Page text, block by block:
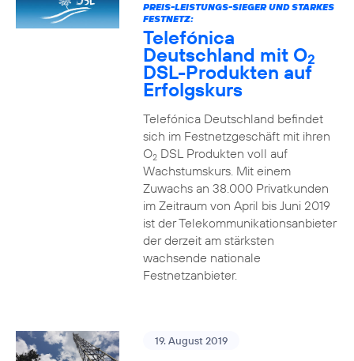
PREIS-LEISTUNGS-SIEGER UND STARKES
FESTNETZ:
Telefónica
Deutschland mit O2
DSL-Produkten auf
Erfolgskurs
Telefónica Deutschland befindet
sich im Festnetzgeschäft mit ihren
O2DSL Produkten voll auf
Wachstumskurs. Mit einem
Zuwachs an 38.000 Privatkunden
im Zeitraum von April bis Juni 2019
ist der Telekommunikationsanbieter
der derzeit am stärksten
wachsende nationale
Festnetzanbieter.
19. August 2019